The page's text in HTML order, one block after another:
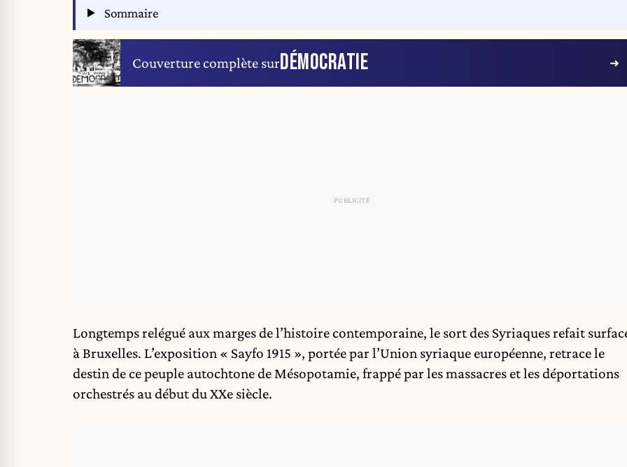
Sommaire
Couverture complète surDÉMOCRATIE
Longtemps relégué aux marges de l’histoire contemporaine, le sort des Syriaques refait
à Bruxelles. L’exposition « Sayfo 1915 », portée par l’Union syriaque européenne, retrace le
destin de ce peuple autochtone de Mésopotamie, frappé par les massacres et les déportations
orchestrés au début du XXe siècle.